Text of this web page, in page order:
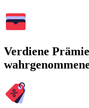
Verdiene